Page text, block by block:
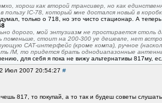
хорош как второй трансивер, но как
пользу IC-78, который мне достался новый в
только о 718, но это чисто стационар. А
дорого, мой энтузиазм не простирается столь
поменьше, стоит на 200-300 уе дешевле, нет
CАТ-интерфейс (кроме компа), ручное
/М, то придется брать однодиапазонные
для себя я пока не вижу альтернативы 817му,
Июл 2007 20:54:27 #
817, то покупай, а то так и будеш советы